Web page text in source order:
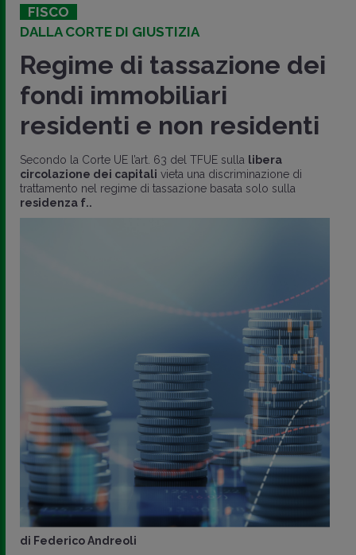
FISCO
DALLA CORTE DI GIUSTIZIA
Regime di tassazione dei
fondi immobiliari
residenti e non residenti
Secondo la Corte UE l’art. 63 del TFUE sulla libera
circolazione dei capitali vieta una discriminazione di
trattamento nel regime di tassazione basata solo sulla
residenza f..
di Federico Andreoli